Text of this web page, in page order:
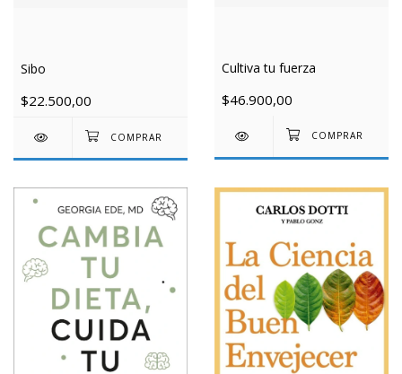
Sibo
$22.500,00
Cultiva tu fuerza
$46.900,00